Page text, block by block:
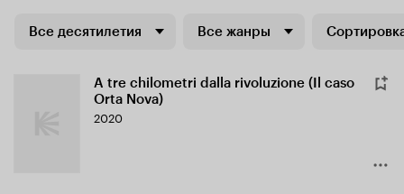
Все десятилетия Все жанры
A tre chilometri dalla rivoluzione (Il caso
Orta Nova)
2020